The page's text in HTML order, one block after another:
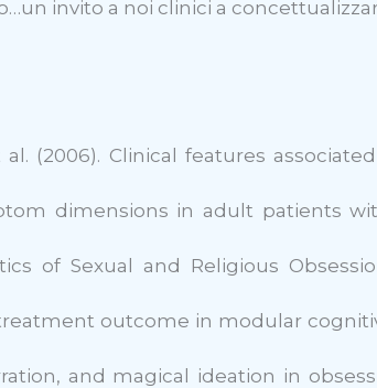
invito a noi clinici a
al. (2006). Clinical features
dimensions in adult patients
of Sexual and Religious
treatment outcome in modular
and magical ideation in